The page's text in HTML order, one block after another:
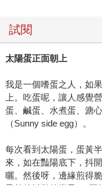
試閱
太陽蛋正面朝上
我是一個嗜蛋之人，如
上。吃蛋呢，讓人感覺
蛋、鹹蛋、水煮蛋、溏
（Sunny side egg）。
每次看到太陽蛋，蛋黃
來，如在豔陽底下，抖
曬。然後呀，邊緣煎得